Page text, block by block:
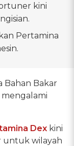
kini
Pertamina
Bahan Bakar
mengalami
Dex kini
untuk wilayah